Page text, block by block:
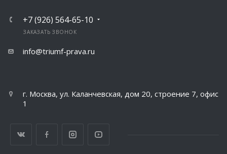
+7 (926) 564-65-10
ЗАКАЗАТЬ ЗВОНОК
info@triumf-prava.ru
г. Москва, ул. Каланчевская, дом 20, строение 7, офис
1